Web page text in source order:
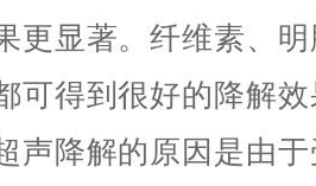
更显著。纤维素、
可得到很好的降解
声降解的原因是由